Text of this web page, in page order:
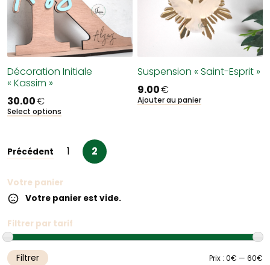
Décoration Initiale
« Kassim »
30.00€
Select options
Suspension « Saint-Esprit »
9.00€
Ajouter au panier
Précédent 1 2
Votre panier
Votre panier est vide.
Filtrer par tarif
Filtrer Prix : 0€ — 60€